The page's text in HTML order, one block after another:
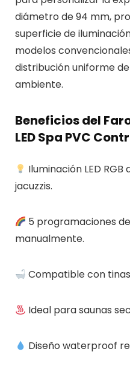
diámetro de 94 mm,
superficie de
modelos
distribución uniforme
ambiente.
Beneficios del
LED Spa PVC
Iluminación LED
jacuzzis.
5 programaciones
manualmente.
Compatible con
Ideal para saunas
Diseño waterproof